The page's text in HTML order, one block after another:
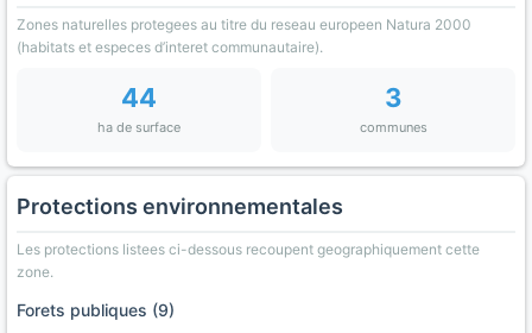
Zones naturelles protegees au titre du reseau europeen Natura 2000
(habitats et especes d’interet communautaire).
44
ha de surface
3
communes
Protections environnementales
Les protections listees ci-dessous recoupent geographiquement cette
zone.
Forets publiques (9)